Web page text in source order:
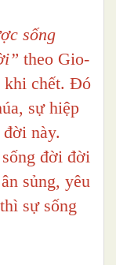
sống
theo Gio-
khi chết. Đó
sự hiệp
này.
đời đời
sủng, yêu
sự sống